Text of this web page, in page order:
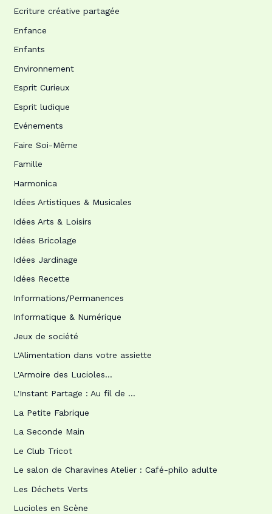
Ecriture créative partagée
Enfance
Enfants
Environnement
Esprit Curieux
Esprit ludique
Evénements
Faire Soi-Même
Famille
Harmonica
Idées Artistiques & Musicales
Idées Arts & Loisirs
Idées Bricolage
Idées Jardinage
Idées Recette
Informations/Permanences
Informatique & Numérique
Jeux de société
L'Alimentation dans votre assiette
L'Armoire des Lucioles…
L'Instant Partage : Au fil de …
La Petite Fabrique
La Seconde Main
Le Club Tricot
Le salon de Charavines Atelier : Café-philo adulte
Les Déchets Verts
Lucioles en Scène